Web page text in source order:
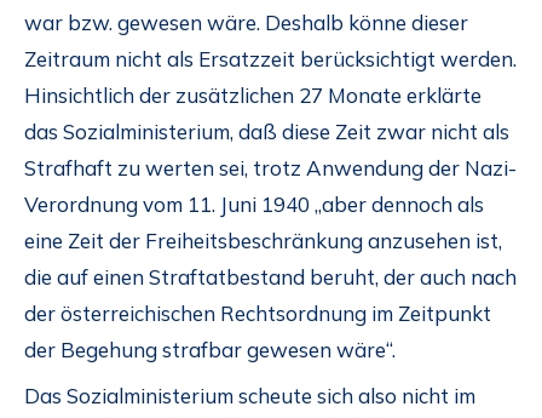
war bzw. gewesen wäre. Deshalb könne dieser
Zeitraum nicht als Ersatzzeit berücksichtigt werden.
Hinsichtlich der zusätzlichen 27 Monate erklärte
das Sozialministerium, daß diese Zeit zwar nicht als
Strafhaft zu werten sei, trotz Anwendung der Nazi-
Verordnung vom 11. Juni 1940 „aber dennoch als
eine Zeit der Freiheitsbeschränkung anzusehen ist,
die auf einen Straftatbestand beruht, der auch nach
der österreichischen Rechtsordnung im Zeitpunkt
der Begehung strafbar gewesen wäre“.
Das Sozialministerium scheute sich also nicht im